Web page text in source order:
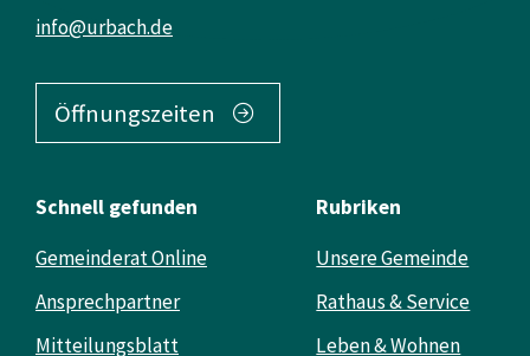
info@urbach.de
Öffnungszeiten
Schnell gefunden
Gemeinderat Online
Ansprechpartner
Mitteilungsblatt
Rubriken
Unsere Gemeinde
Rathaus & Service
Leben & Wohnen